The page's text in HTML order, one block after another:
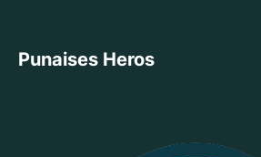
Punaises Heros